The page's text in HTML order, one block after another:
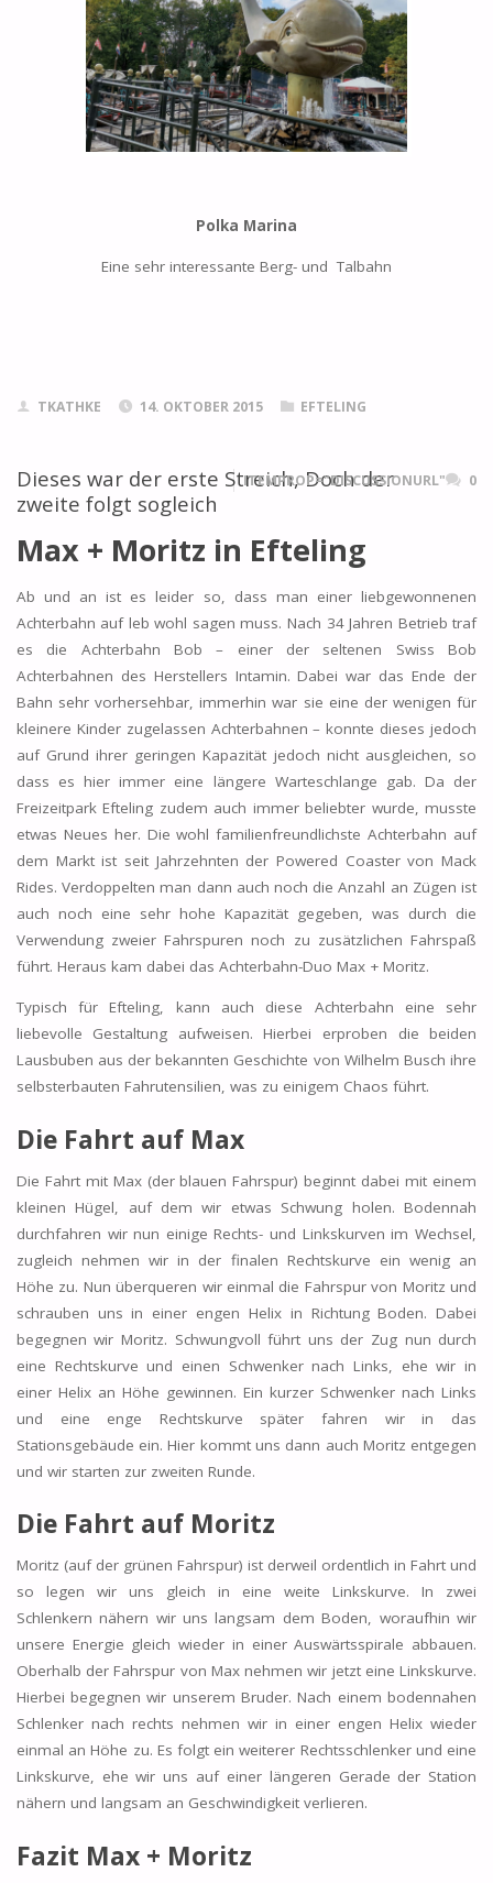
Polka Marina
Eine sehr interessante Berg- und Talbahn
TKATHKE 14. OKTOBER 2015 EFTELING
Dieses war der erste Streich, Doch der
zweite folgt sogleich
ITEMPROP="DISCUSSIONURL" 0
Max + Moritz in Efteling
Ab und an ist es leider so, dass man einer liebgewonnenen
Achterbahn auf leb wohl sagen muss. Nach 34 Jahren Betrieb traf
es die Achterbahn Bob – einer der seltenen Swiss Bob
Achterbahnen des Herstellers Intamin. Dabei war das Ende der
Bahn sehr vorhersehbar, immerhin war sie eine der wenigen für
kleinere Kinder zugelassen Achterbahnen – konnte dieses jedoch
auf Grund ihrer geringen Kapazität jedoch nicht ausgleichen, so
dass es hier immer eine längere Warteschlange gab. Da der
Freizeitpark Efteling zudem auch immer beliebter wurde, musste
etwas Neues her. Die wohl familienfreundlichste Achterbahn auf
dem Markt ist seit Jahrzehnten der Powered Coaster von Mack
Rides. Verdoppelten man dann auch noch die Anzahl an Zügen ist
auch noch eine sehr hohe Kapazität gegeben, was durch die
Verwendung zweier Fahrspuren noch zu zusätzlichen Fahrspaß
führt. Heraus kam dabei das Achterbahn-Duo Max + Moritz.
Typisch für Efteling, kann auch diese Achterbahn eine sehr
liebevolle Gestaltung aufweisen. Hierbei erproben die beiden
Lausbuben aus der bekannten Geschichte von Wilhelm Busch ihre
selbsterbauten Fahrutensilien, was zu einigem Chaos führt.
Die Fahrt auf Max
Die Fahrt mit Max (der blauen Fahrspur) beginnt dabei mit einem
kleinen Hügel, auf dem wir etwas Schwung holen. Bodennah
durchfahren wir nun einige Rechts- und Linkskurven im Wechsel,
zugleich nehmen wir in der finalen Rechtskurve ein wenig an
Höhe zu. Nun überqueren wir einmal die Fahrspur von Moritz und
schrauben uns in einer engen Helix in Richtung Boden. Dabei
begegnen wir Moritz. Schwungvoll führt uns der Zug nun durch
eine Rechtskurve und einen Schwenker nach Links, ehe wir in
einer Helix an Höhe gewinnen. Ein kurzer Schwenker nach Links
und eine enge Rechtskurve später fahren wir in das
Stationsgebäude ein. Hier kommt uns dann auch Moritz entgegen
und wir starten zur zweiten Runde.
Die Fahrt auf Moritz
Moritz (auf der grünen Fahrspur) ist derweil ordentlich in Fahrt und
so legen wir uns gleich in eine weite Linkskurve. In zwei
Schlenkern nähern wir uns langsam dem Boden, woraufhin wir
unsere Energie gleich wieder in einer Auswärtsspirale abbauen.
Oberhalb der Fahrspur von Max nehmen wir jetzt eine Linkskurve.
Hierbei begegnen wir unserem Bruder. Nach einem bodennahen
Schlenker nach rechts nehmen wir in einer engen Helix wieder
einmal an Höhe zu. Es folgt ein weiterer Rechtsschlenker und eine
Linkskurve, ehe wir uns auf einer längeren Gerade der Station
nähern und langsam an Geschwindigkeit verlieren.
Fazit Max + Moritz